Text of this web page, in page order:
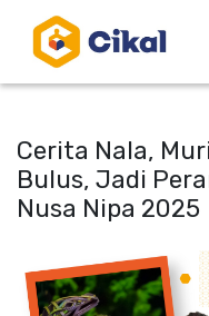
Cerita Nala,
Bulus, Jadi
Nusa Nipa 2025